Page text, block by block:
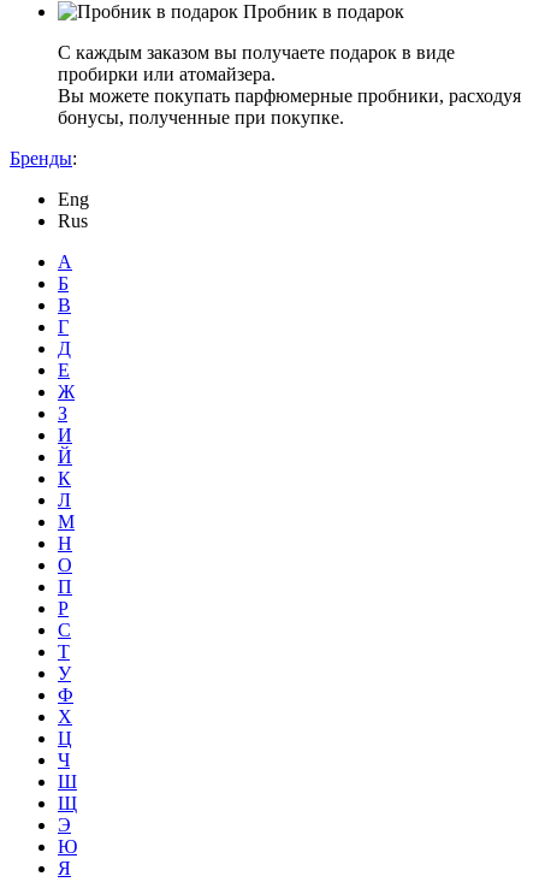
Пробник в подарок
С каждым заказом вы получаете подарок в виде
пробирки или атомайзера.
Вы можете покупать парфюмерные пробники, расходуя
бонусы, полученные при покупке.
Бренды:
Eng
Rus
А
Б
В
Г
Д
Е
Ж
З
И
Й
К
Л
М
Н
О
П
Р
С
Т
У
Ф
Х
Ц
Ч
Ш
Щ
Э
Ю
Я